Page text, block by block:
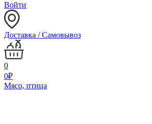
Войти
Доставка / Самовывоз
0
0₽
Мясо, птица